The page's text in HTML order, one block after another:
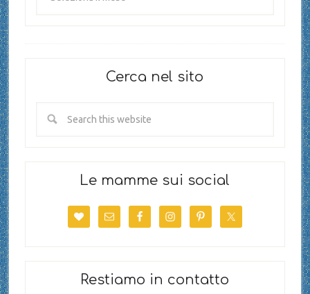
Cerca nel sito
Le mamme sui social
Restiamo in contatto